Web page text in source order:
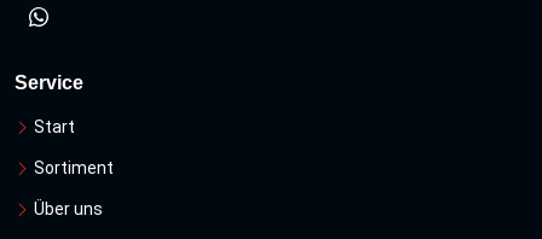
Service
Start
Sortiment
Über uns